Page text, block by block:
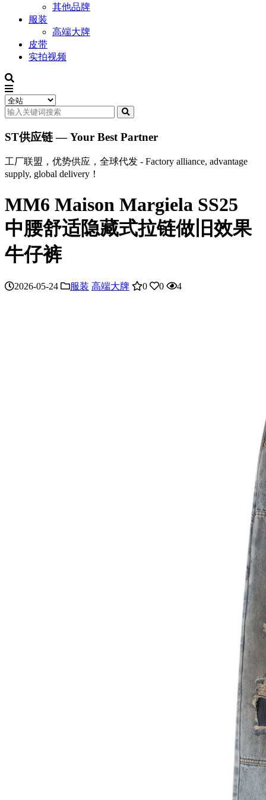
其他品牌
服装
高端大牌
皮带
实拍视频
ST供应链 — Your Best Partner
工厂联盟，优势供应，全球代发 - Factory alliance, advantage
supply, global delivery！
MM6 Maison Margiela SS25
中腰舒适隐藏式拉链做旧效果
牛仔裤
2026-05-24 服装 高端大牌 0 0 4